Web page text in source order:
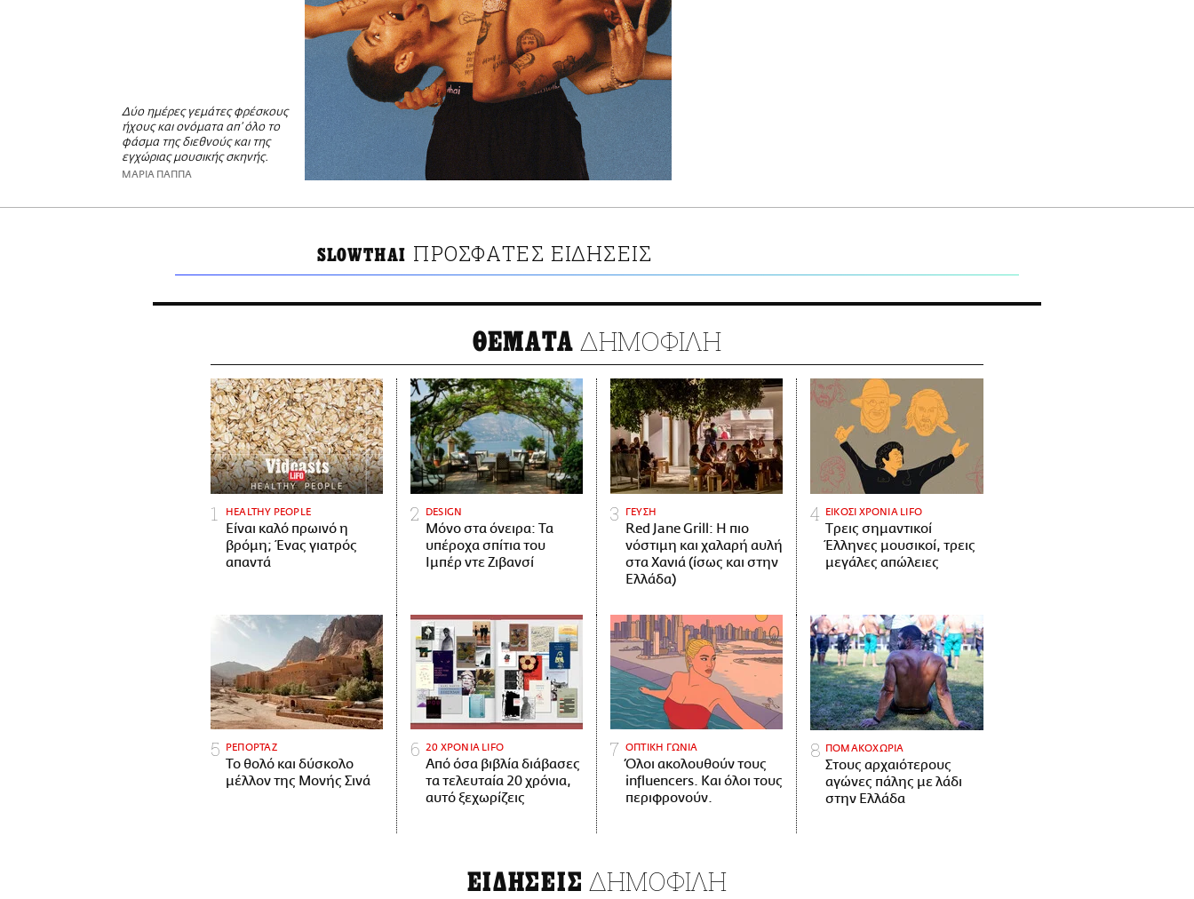
Δύο ημέρες γεμάτες φρέσκους
ήχους και ονόματα απ’ όλο το
φάσμα της διεθνούς και της
εγχώριας μουσικής σκηνής.
ΜΑΡΙΑ ΠΑΠΠΑ
SLOWTHAI ΠΡΟΣΦΑΤΕΣ ΕΙΔΗΣΕΙΣ
ΘΕΜΑΤΑ ΔΗΜΟΦΙΛΗ
HEALTHY PEOPLE
Είναι καλό πρωινό η
βρόμη; Ένας γιατρός
απαντά
DESIGN
Μόνο στα όνειρα: Τα
υπέροχα σπίτια του
Ιμπέρ ντε Ζιβανσί
ΓΕΥΣΗ
Red Jane Grill: Η πιο
νόστιμη και χαλαρή αυλή
στα Χανιά (ίσως και στην
Ελλάδα)
ΕΙΚΟΣΙ ΧΡΟΝΙΑ LIFO
Tρεις σημαντικοί
Έλληνες μουσικοί, τρεις
μεγάλες απώλειες
ΡΕΠΟΡΤΑΖ
Το θολό και δύσκολο
μέλλον της Μονής Σινά
20 ΧΡΟΝΙΑ LIFO
Από όσα βιβλία διάβασες
τα τελευταία 20 χρόνια,
αυτό ξεχωρίζεις
ΟΠΤΙΚΗ ΓΩΝΙΑ
Όλοι ακολουθούν τους
influencers. Και όλοι τους
περιφρονούν.
ΠΟΜΑΚΟΧΩΡΙΑ
Στους αρχαιότερους
αγώνες πάλης με λάδι
στην Ελλάδα
ΕΙΔΗΣΕΙΣ ΔΗΜΟΦΙΛΗ